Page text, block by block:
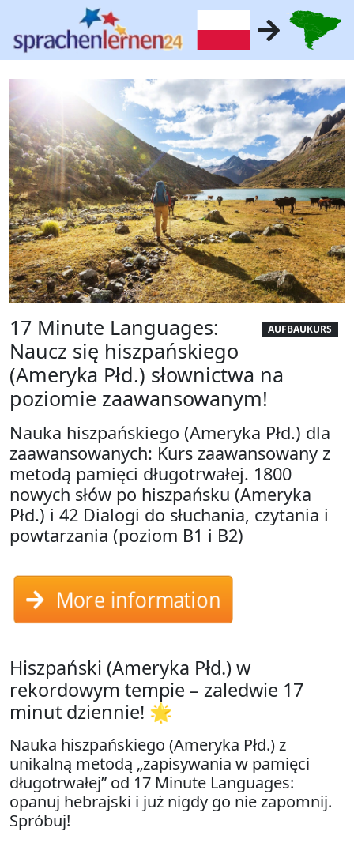
AUFBAUKURS
17 Minute Languages:
Naucz się hiszpańskiego
(Ameryka Płd.) słownictwa na
poziomie zaawansowanym!
Nauka hiszpańskiego (Ameryka Płd.) dla
zaawansowanych: Kurs zaawansowany z
metodą pamięci długotrwałej. 1800
nowych słów po hiszpańsku (Ameryka
Płd.) i 42 Dialogi do słuchania, czytania i
powtarzania (poziom B1 i B2)
More information
Hiszpański (Ameryka Płd.) w
rekordowym tempie – zaledwie 17
minut dziennie! 🌟
Nauka hiszpańskiego (Ameryka Płd.) z
unikalną metodą „zapisywania w pamięci
długotrwałej” od 17 Minute Languages:
opanuj hebrajski i już nigdy go nie zapomnij.
Spróbuj!